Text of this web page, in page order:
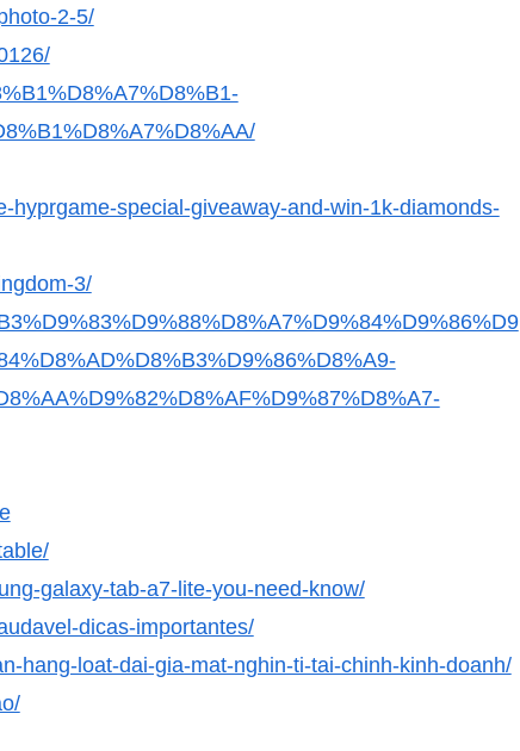
2-5/
special-giveaway-and-win-1k-diamonds-
3/
galaxy-tab-a7-lite-you-need-know/
dicas-importantes/
hang-loat-dai-gia-mat-nghin-ti-tai-chinh-kinh-doanh/